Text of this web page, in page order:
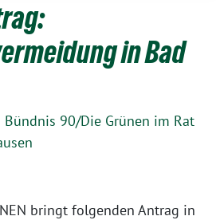
in Bad
Bündnis 90/Die Grünen im Rat
bringt folgenden Antrag in